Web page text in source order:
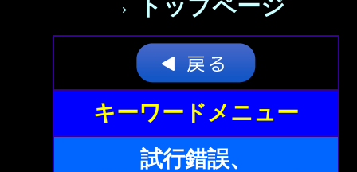
→ トップページ
キーワードメニュー
試行錯誤、